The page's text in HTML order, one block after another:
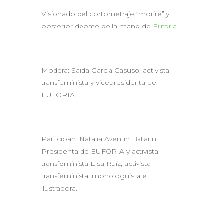
Visionado del cortometraje “moriré” y
posterior debate de la mano de Euforia.
Modera: Saida García Casuso, activista
transfeminista y vicepresidenta de
EUFORIA.
Participan: Natalia Aventín Ballarín,
Presidenta de EUFORIA y activista
transfeminista Elsa Ruíz, activista
transfeminista, monologuista e
ilustradora.